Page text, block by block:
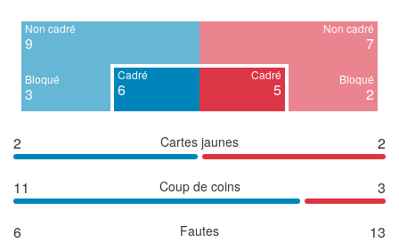
Non cadré
9
Bloqué
3
Cadré
6
Cadré
5
Non cadré
7
Bloqué
2
2 Cartes jaunes 2
11 Coup de coins 3
6 Fautes 13